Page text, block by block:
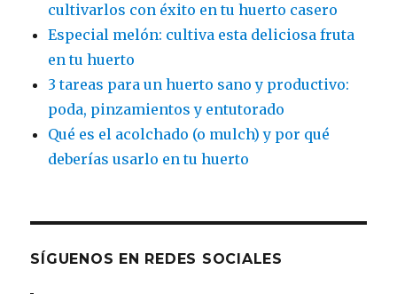
cultivarlos con éxito en tu huerto casero
Especial melón: cultiva esta deliciosa fruta
en tu huerto
3 tareas para un huerto sano y productivo:
poda, pinzamientos y entutorado
Qué es el acolchado (o mulch) y por qué
deberías usarlo en tu huerto
SÍGUENOS EN REDES SOCIALES